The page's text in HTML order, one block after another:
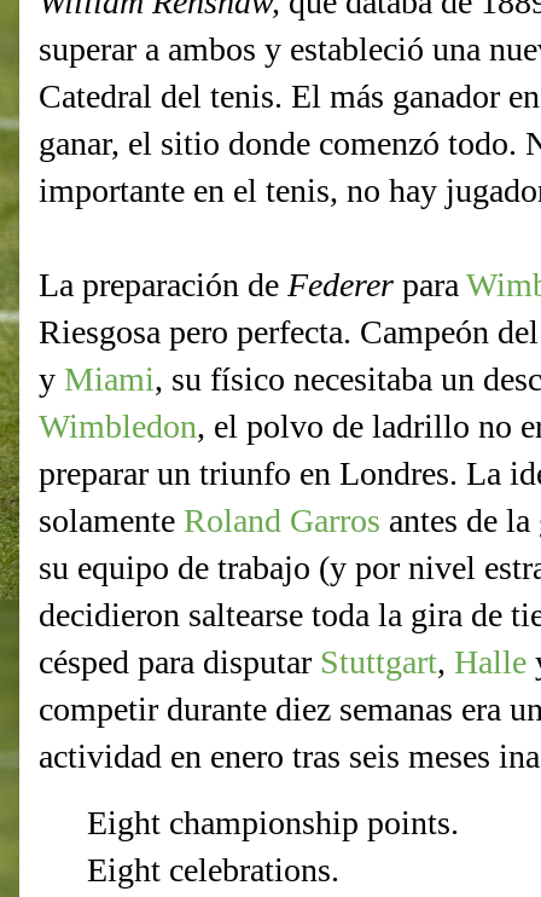
superar a ambos y estableció una
Catedral del tenis. El más ganador
ganar, el sitio donde comenzó todo.
importante en el tenis, no hay
La preparación de Federer para
Riesgosa pero perfecta. Campeón
y Miami, su físico necesitaba un
Wimbledon, el polvo de ladrillo no
preparar un triunfo en Londres. La
solamente Roland Garros antes de
su equipo de trabajo (y por nivel
decidieron saltearse toda la gira de
césped para disputar Stuttgart, Halle
competir durante diez semanas era
actividad en enero tras seis meses
Eight championship points.
Eight celebrations.